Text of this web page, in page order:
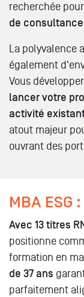
recherchée
de
La polyvalence
également
Vous
lancer votre
activité
atout majeur
ouvrant des
MBA
Avec 13 titres
positionne
formation en
de 37 ans
parfaitement